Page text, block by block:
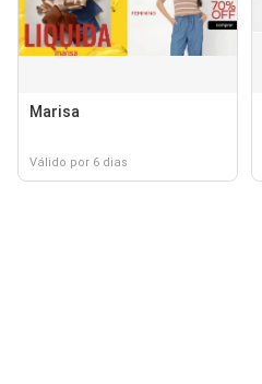
Marisa
Válido por 6 dias